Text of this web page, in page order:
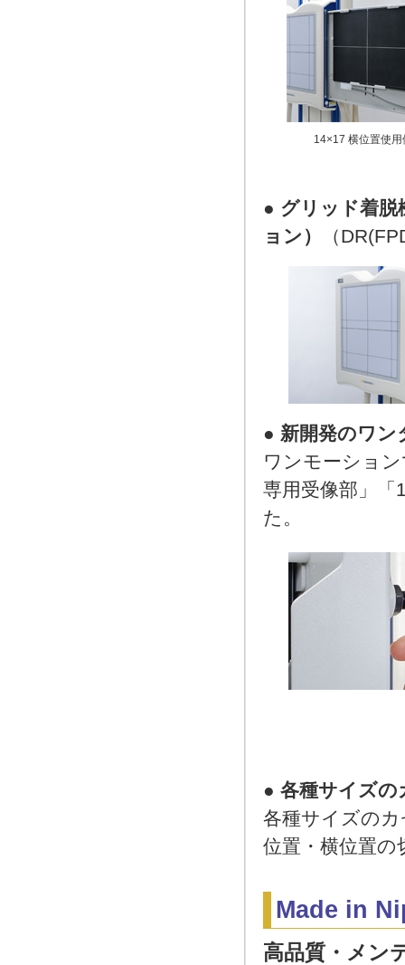
14×17 横位置使用
● グリッド着脱
ョン）
（
● 新開発のワン
ワンモーショ
専用受像部」「
た。
● 各種サイズの
各種サイズの
位置・横位置
Made in
高品質・メン